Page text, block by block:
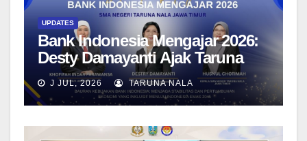
UPDATES
Bank Indonesia Mengajar 2026:
Desty Damayanti Ajak Taruna
SMAN Taruna Nala Jawa Timur
Menjadi Generasi Pemimpin
Berwawasan Global
J JUL, 2026 TARUNA NALA